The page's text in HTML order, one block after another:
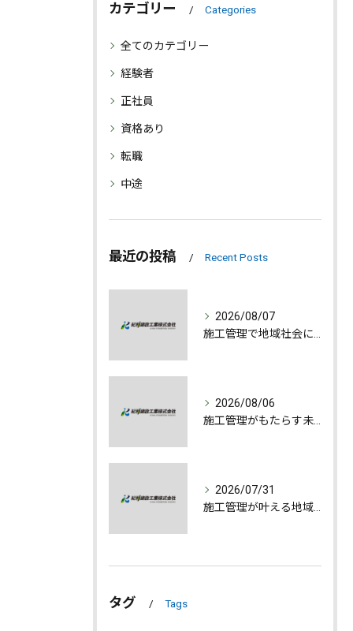
カテゴリー Categories
全てのカテゴリー
経験者
正社員
資格あり
転職
中途
最近の投稿 Recent Posts
2026/08/07
2026/08/06
2026/07/31
タグ Tags